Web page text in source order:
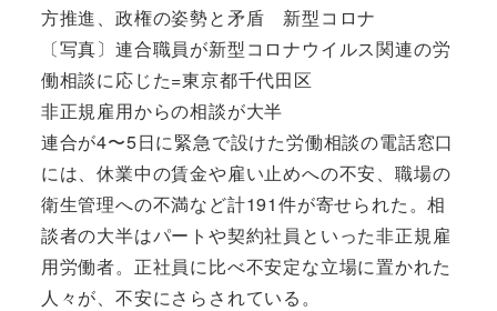
方推進、政権の姿勢と矛盾 新型コロナ
〔写真〕連合職員が新型コロナウイルス関連の労
働相談に応じた=東京都千代田区
非正規雇用からの相談が大半
連合が4〜5日に緊急で設けた労働相談の電話窓口
には、休業中の賃金や雇い止めへの不安、職場の
衛生管理への不満など計191件が寄せられた。相
談者の大半はパートや契約社員といった非正規雇
用労働者。正社員に比べ不安定な立場に置かれた
人々が、不安にさらされている。